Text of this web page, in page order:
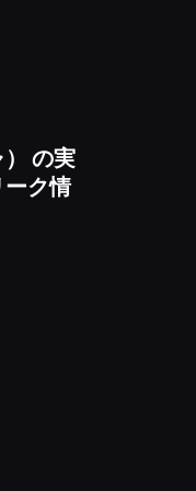
） の実
ク情